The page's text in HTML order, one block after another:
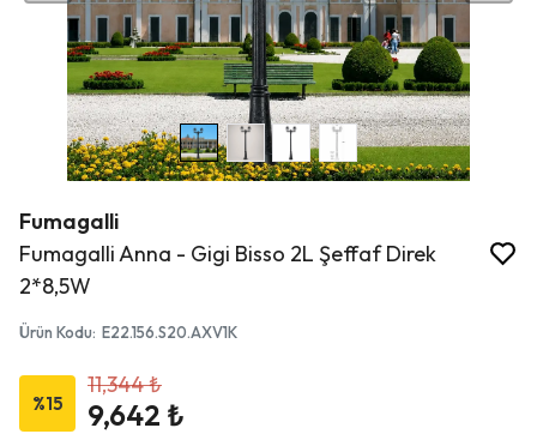
Fumagalli
Fumagalli Anna - Gigi Bisso 2L Şeffaf Direk
2*8,5W
Ürün Kodu: E22.156.S20.AXV1K
%15
11,344 ₺
9,642 ₺